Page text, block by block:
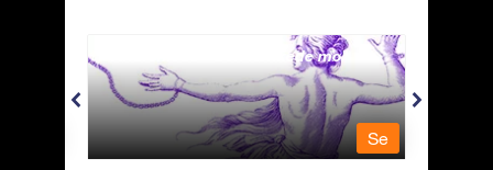
Andromeda - Den lænkede mø
Se